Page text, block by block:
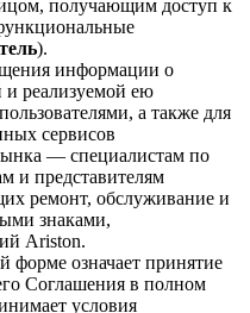
получающим доступ к
).
информации о
реализуемой ею
а также для
сервисов
— специалистам по
и представителям
ремонт, обслуживание и
знаками,
Ariston.
форме означает принятие
Соглашения в полном
условия